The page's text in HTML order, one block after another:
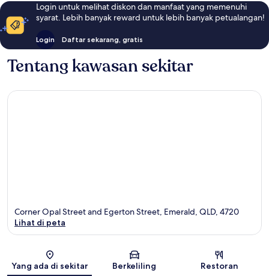
Login untuk melihat diskon dan manfaat yang memenuhi
syarat. Lebih banyak reward untuk lebih banyak petualangan!
Login Daftar sekarang, gratis
Tentang kawasan sekitar
Peta
Corner Opal Street and Egerton Street, Emerald, QLD, 4720
Lihat di peta
Yang ada di sekitar Berkeliling Restoran